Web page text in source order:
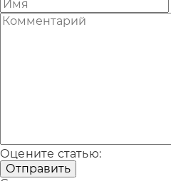
Оцените статью:
Отправить